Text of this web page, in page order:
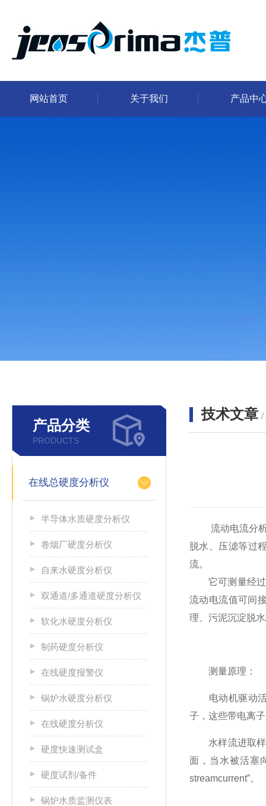
网站首页 关于我们 产品中
产品分类
PRODUCTS
在线总硬度分析仪
半导体水质硬度分析仪
卷烟厂硬度分析仪
自来水硬度分析仪
双通道/多通道硬度分析仪
软化水硬度分析仪
制药硬度分析仪
在线硬度报警仪
锅炉水硬度分析仪
在线硬度分析仪
硬度快速测试盒
硬度试剂/备件
锅炉水质监测仪表
技术文章 /
流动电流分析
脱水、压滤等过
流。
它可测量经过
流动电流值可间
理、污泥沉淀脱
测量原理：
电动机驱动活
子，这些带电离
水样流进取样
面，当水被活塞
streamcurrent”。